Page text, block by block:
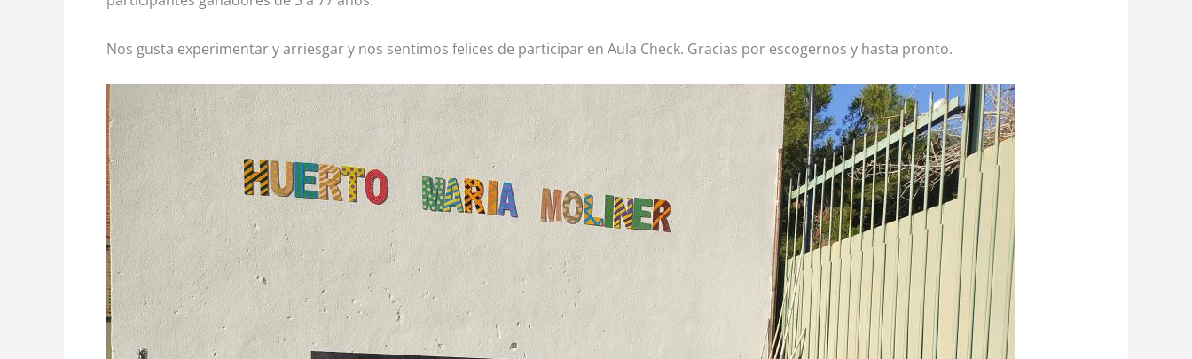
Nos gusta experimentar y arriesgar y nos sentimos felices de participar en Aula Check. Gracias por escogernos y hasta pronto.